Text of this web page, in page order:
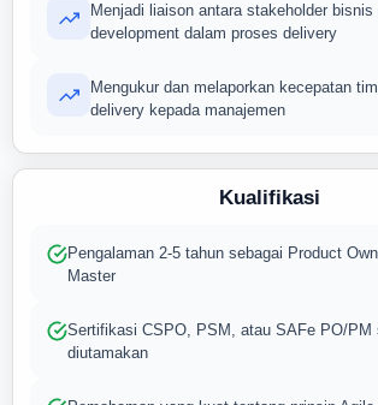
Menjadi liaison antara stakeholder bisnis
development dalam proses delivery
Mengukur dan melaporkan kecepatan
delivery kepada manajemen
Kualifikasi
Pengalaman 2-5 tahun sebagai Product
Master
Sertifikasi CSPO, PSM, atau SAFe PO/PM
diutamakan